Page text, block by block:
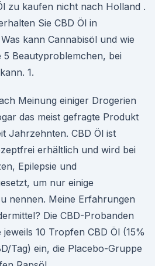
zu kaufen nicht nach Holland .
Sie CBD Öl in
kann Cannabisöl und wie
Beautyproblemchen, bei
1.
Meinung einiger Drogerien
das meist gefragte Produkt
Jahrzehnten. CBD Öl ist
erhältlich und wird bei
Epilepsie und
um nur einige
nennen. Meine Erfahrungen
Die CBD-Probanden
10 Tropfen CBD Öl (15%
Tag) ein, die Placebo-Gruppe